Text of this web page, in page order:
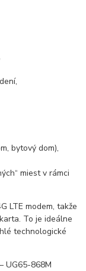
bytový dom),
miest v rámci
LTE modem, takže
To je ideálne
technologické
UG65-868M